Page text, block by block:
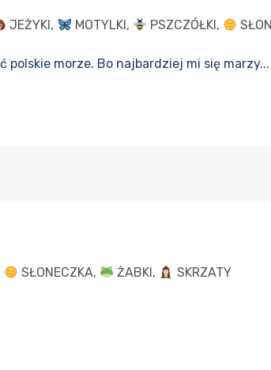
JEŻYKI, MOTYLKI, PSZCZÓŁKI,
morze. Bo najbardziej mi się marzy...
SŁONECZKA, ŻABKI, SKRZATY